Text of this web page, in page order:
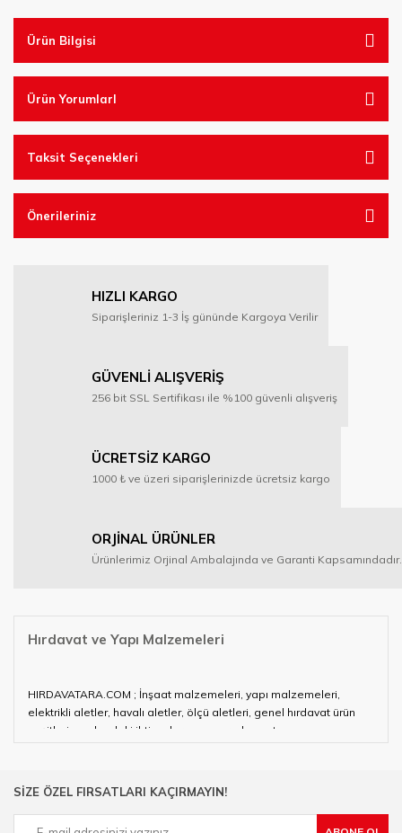
Ürün Bilgisi
Ürün YorumlarI
Taksit Seçenekleri
Önerileriniz
HIZLI KARGO
Siparişleriniz 1-3 İş gününde Kargoya Verilir
GÜVENLİ ALIŞVERİŞ
256 bit SSL Sertifikası ile %100 güvenli alışveriş
ÜCRETSİZ KARGO
1000 ₺ ve üzeri siparişlerinizde ücretsiz kargo
ORJİNAL ÜRÜNLER
Ürünlerimiz Orjinal Ambalajında ve Garanti Kapsamındadır.
Hırdavat ve Yapı Malzemeleri
HIRDAVATARA.COM ; İnşaat malzemeleri, yapı malzemeleri,
elektrikli aletler, havalı aletler, ölçü aletleri, genel hırdavat ürün
çeşitleri ve alandaki ihtiyaçlarınızın neredeyse tamamını
çalışan HIRDAVATARA.COM geniş ürün yelpazesi ile siz değerli
SİZE ÖZEL FIRSATLARI KAÇIRMAYIN!